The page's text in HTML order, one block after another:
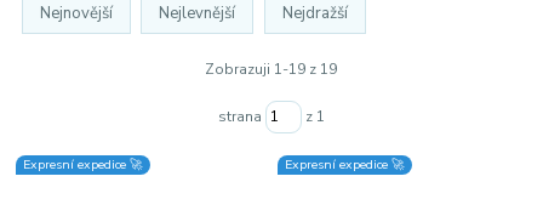
Nejnovější Nejlevnější Nejdražší
Zobrazuji 1-19 z 19
strana z 1
Expresní expedice 🚀 Expresní expedice 🚀